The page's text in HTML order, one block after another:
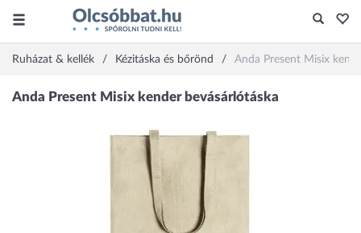
Ruházat & kellék Kézitáska és bőrönd Anda Present Misix